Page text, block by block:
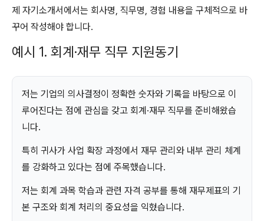
제 자기소개서에서는 회사명, 직무명, 경험 내용을 구체적으로 바
꾸어 작성해야 합니다.
예시 1. 회계·재무 직무 지원동기
저는 기업의 의사결정이 정확한 숫자와 기록을 바탕으로 이
루어진다는 점에 관심을 갖고 회계·재무 직무를 준비해왔습
니다.
특히 귀사가 사업 확장 과정에서 재무 관리와 내부 관리 체계
를 강화하고 있다는 점에 주목했습니다.
저는 회계 과목 학습과 관련 자격 공부를 통해 재무제표의 기
본 구조와 회계 처리의 중요성을 익혔습니다.